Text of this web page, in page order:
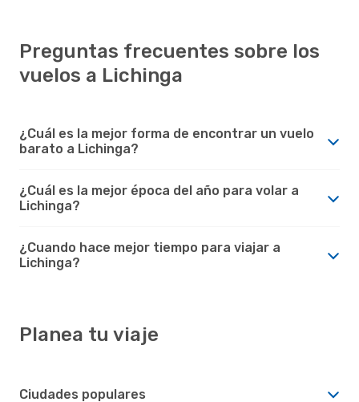
Preguntas frecuentes sobre los
vuelos a Lichinga
¿Cuál es la mejor forma de encontrar un vuelo
barato a Lichinga?
¿Cuál es la mejor época del año para volar a
Lichinga?
¿Cuando hace mejor tiempo para viajar a
Lichinga?
Planea tu viaje
Ciudades populares